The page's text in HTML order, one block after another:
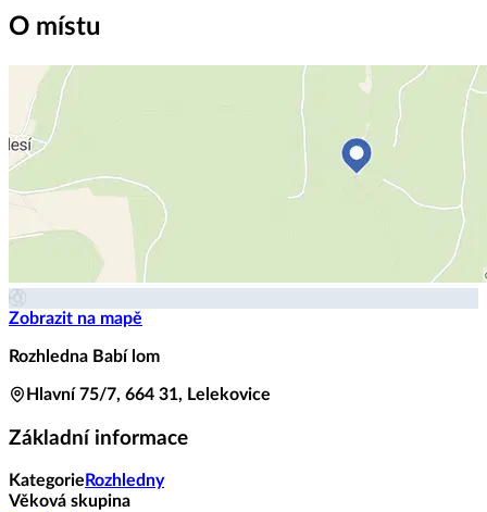
O místu
Zobrazit na mapě
Rozhledna Babí lom
Hlavní 75/7, 664 31, Lelekovice
Základní informace
Kategorie Rozhledny
Věková skupina